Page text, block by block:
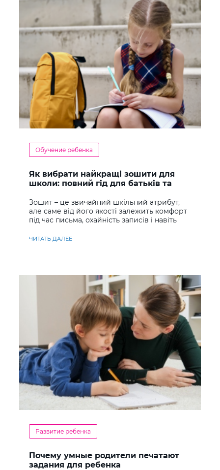
Обучение ребенка
Як вибрати найкращі зошити для
школи: повний гід для батьків та
Зошит – це звичайний шкільний атрибут,
але саме від його якості залежить комфорт
під час письма, охайність записів і навіть
ЧИТАТЬ ДАЛЕЕ
Развитие ребенка
Почему умные родители печатают
задания для ребенка